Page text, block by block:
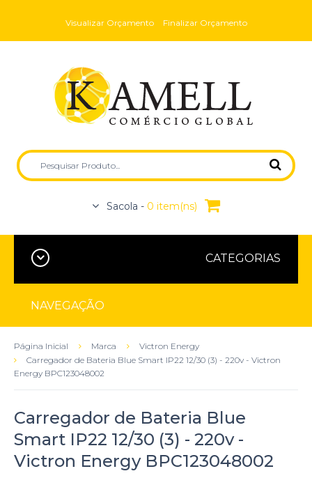
Visualizar Orçamento Finalizar Orçamento
Sacola - 0 item(ns)
CATEGORIAS
NAVEGAÇÃO
Página Inicial Marca
Victron Energy
Carregador de Bateria Blue Smart IP22 12/30 (3) - 220v - Victron
Energy BPC123048002
Carregador de Bateria Blue
Smart IP22 12/30 (3) - 220v -
Victron Energy BPC123048002